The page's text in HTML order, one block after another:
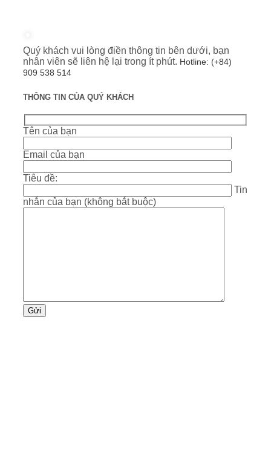
Quý khách vui lòng điền thông tin bên dưới, bạn
nhân viên sẽ liên hệ lại trong ít phút. Hotline: (+84)
909 538 514
THÔNG TIN CỦA QUÝ KHÁCH
Tên của bạn
Email của bạn
Tiêu đề:
Tin
nhắn của bạn (không bắt buộc)